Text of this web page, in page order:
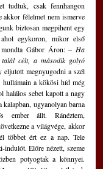
tudtuk, csak fennhangon
akkor félelmet nem ismerve
biztosan megpihent egy
egykoron, mikor első
Gábor Áron: – Ha
célt, a második golyó
eljutott megnyugodni a szél
a kökösi híd még
halálos sebet kapott a nagy
ugyanolyan barna
ember állt. Ránéztem,
a világvége, akkor
többet ért ez a nap. Tele
indulót. Előre nézett, szeme
potyogtak a könnyei.